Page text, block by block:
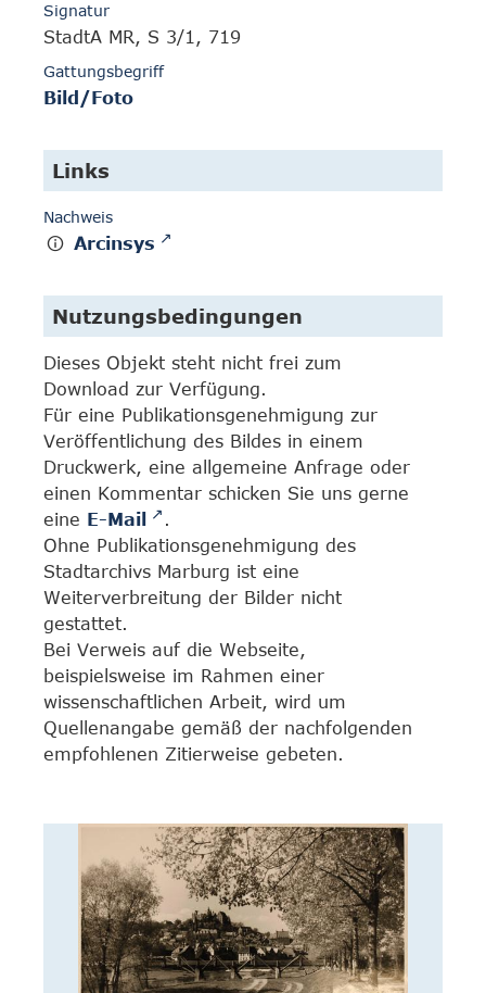
Signatur
StadtA MR, S 3/1, 719
Gattungsbegriff
Bild/Foto
Links
Nachweis
Arcinsys
Nutzungsbedingungen
Dieses Objekt steht nicht frei zum
Download zur Verfügung.
Für eine Publikationsgenehmigung zur
Veröffentlichung des Bildes in einem
Druckwerk, eine allgemeine Anfrage oder
einen Kommentar schicken Sie uns gerne
eine E-Mail
.
Ohne Publikationsgenehmigung des
Stadtarchivs Marburg ist eine
Weiterverbreitung der Bilder nicht
gestattet.
Bei Verweis auf die Webseite,
beispielsweise im Rahmen einer
wissenschaftlichen Arbeit, wird um
Quellenangabe gemäß der nachfolgenden
empfohlenen Zitierweise gebeten.